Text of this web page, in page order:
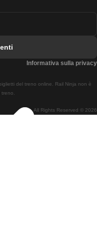
All Rights Reserved © 2026
del treno online. Rail Ninja non è
Informativa sulla privacy